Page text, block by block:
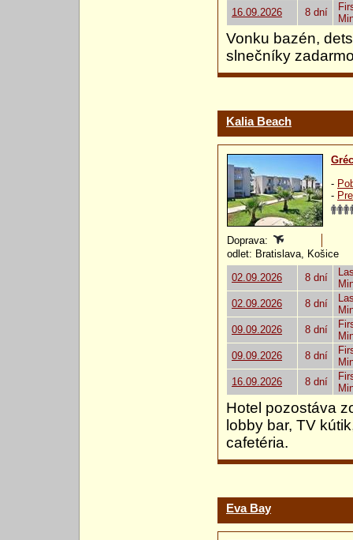
16.09.2026
8 dní
Vonku bazén,
slnečníky
Kalia Beach
-
-
Doprava:
odlet: Bratislava, Košice
02.09.2026
8 dní
02.09.2026
8 dní
09.09.2026
8 dní
09.09.2026
8 dní
16.09.2026
8 dní
Hotel pozostáva
lobby bar, TV
cafetéria.
Eva Bay